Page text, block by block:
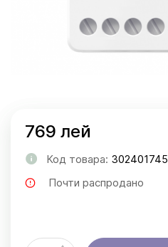
769 лей
Код товара: 302401745
Почти распродано